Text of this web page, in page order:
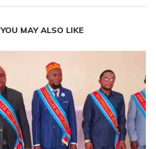
YOU MAY ALSO LIKE